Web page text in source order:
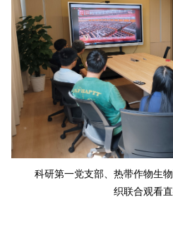
科研第一党支部、热带作物生
织联合观看